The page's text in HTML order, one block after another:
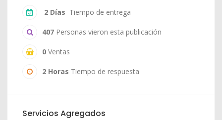
2 Días Tiempo de entrega
407 Personas vieron esta publicación
0 Ventas
2 Horas Tiempo de respuesta
Servicios Agregados